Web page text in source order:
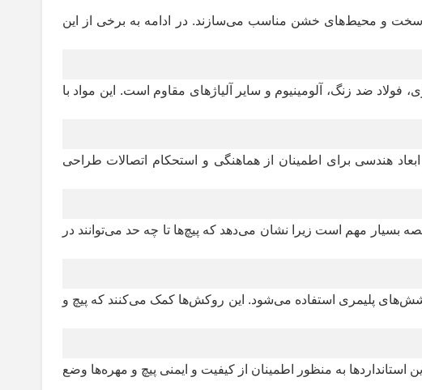
سخت و محیط‌های خشن مناسب می‌سازند. در ادامه به برخی از این
ضد زنگ، آلومینیوم و سایر آلیاژهای مقاوم است. این مواد با
هندسی برای اطمینان از هماهنگی و استحکام اتصالات طراحی
مهم است زیرا نشان می‌دهد که پیچ‌ها تا چه حد می‌توانند در
پلیمری استفاده می‌شود. این روکش‌ها کمک می‌کنند که پیچ و
استانداردها به منظور اطمینان از کیفیت و ایمنی پیچ و مهره‌ها وضع